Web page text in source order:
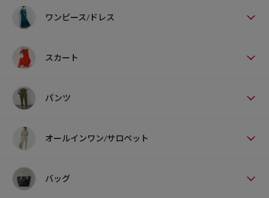
ワンピース/ドレス
スカート
パンツ
オールインワン/サロペット
バッグ